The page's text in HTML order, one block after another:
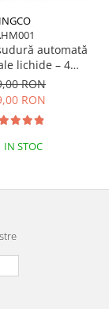
INGCO
automată
lichide – 4
XL, protecție
16
RON
RON
IN STOC